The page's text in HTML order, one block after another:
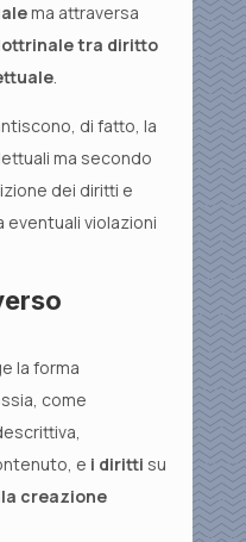
ma attraversa
tra diritto
.
di fatto, la
ma secondo
dei diritti e
violazioni
la forma
come
e i diritti su
creazione